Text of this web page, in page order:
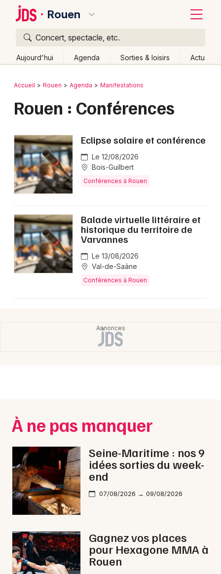
Rouen
Concert, spectacle, etc.
Aujourd'hui Agenda Sorties & loisirs Actu
Publier un événement
Grands événements
Activité & Expérience
Manifestations
Foires & salons
Spectacles
Concerts
Conférences en Haute-Normandie
Conférences en Normandie
Newsletter des sorties
Artistes en tournée
Actus à Rouen
Bordeaux
Lille
Lyon
Marseille
Mulhouse
Montpellier
Nantes
Nice
Retour
Accueil Rouen Agenda Manifestations
Rouen : Conférences
Eclipse solaire et conférence
Le 12/08/2026
Bois-Guilbert
Conférences à Rouen
Balade virtuelle littéraire et
historique du territoire de
Varvannes
Le 13/08/2026
Val-de-Saâne
Conférences à Rouen
À ne pas manquer
Seine-Maritime : nos 9
idées sorties du week-
end
07/08/2026 → 09/08/2026
Gagnez vos places
pour Hexagone MMA à
Rouen
Quoi ?
Où ?
Haute-Normandie
Partout
Près de moi
Quand ?
Effacer les dates
Aujourd'hui
Demain Ce week-end